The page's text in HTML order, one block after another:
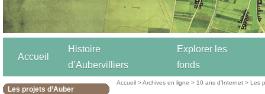
Accueil
Histoire
d’Aubervilliers
Explorer les
fonds
Les projets d’Auber
Accueil >Archives en ligne > 10 ans d’Internet >Les